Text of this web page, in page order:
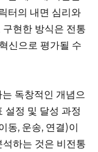
터의 내면 심리와
현한 방식은 전통
신으로 평가될 수
는 독창적인 개념으
설정 및 달성 과정
동, 운송, 연결)이
하는 것은 비전통